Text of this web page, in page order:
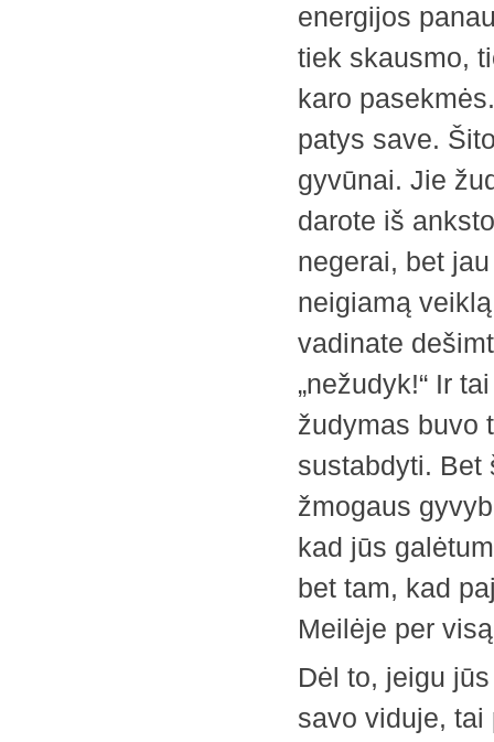
energijos
tiek skausmo,
karo
patys save.
gyvūnai. Jie
darote iš
negerai, bet
neigiamą
vadinate
„nežudyk!“ Ir
žudymas buvo
sustabdyti. Bet
žmogaus
kad jūs
bet tam, kad
Meilėje per
Dėl to, jeigu
savo viduje,